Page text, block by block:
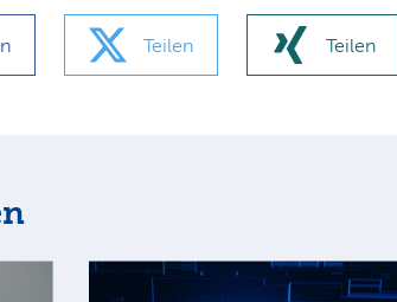
Teilen Teilen